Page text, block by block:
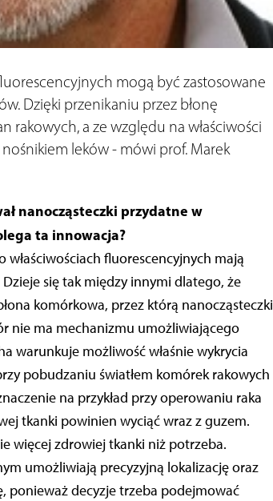
mogą być zastosowane
Dzięki przenikaniu przez błonę
rakowych, a ze względu na właściwości
leków - mówi prof. Marek
nanocząsteczki przydatne w
ta innowacja?
fluorescencyjnych mają
się tak między innymi dlatego, że
komórkowa, przez którą nanocząsteczki
nie ma mechanizmu umożliwiającego
warunkuje możliwość właśnie wykrycia
pobudzaniu światłem komórek rakowych
na przykład przy operowaniu raka
tkanki powinien wyciąć wraz z guzem.
więcej zdrowiej tkanki niż potrzeba.
umożliwiają precyzyjną lokalizację oraz
ponieważ decyzje trzeba podejmować